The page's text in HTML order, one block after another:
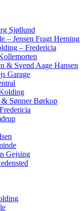
Sjøllund
– Jensen Fragt Herning
– Fredericia
& Svend Aage Hansen
Garage
& Sønner Børkop
Gejsing